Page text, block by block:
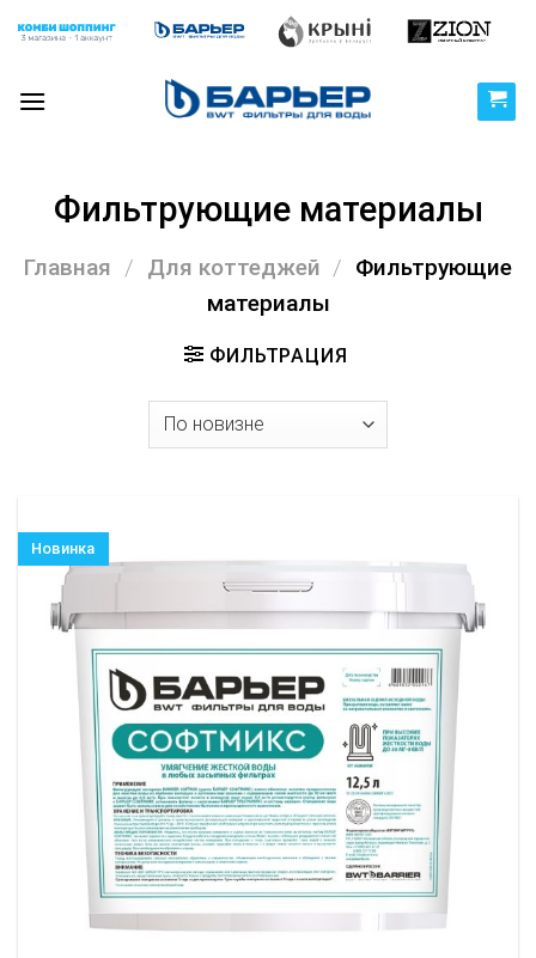
Фильтрующие материалы
Главная / Для коттеджей / Фильтрующие
материалы
ФИЛЬТРАЦИЯ
Новинка